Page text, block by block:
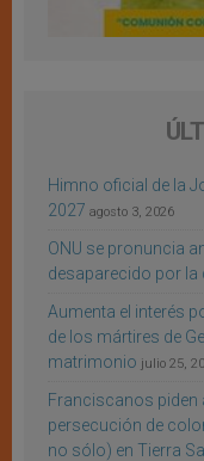
Himno oficial de la
2027 agosto 3, 2026
ONU se pronuncia
desaparecido por
Aumenta el interés
de los mártires de
matrimonio julio 25,
Franciscanos piden
persecución de
no sólo) en Tierra